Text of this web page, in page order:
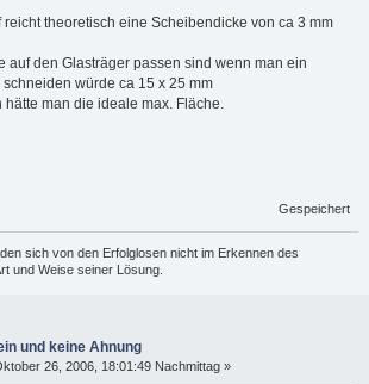
theoretisch eine Scheibendicke von ca 3 mm
auf den Glasträger passen sind wenn man ein
würde ca 15 x 25 mm
hätte man die ideale max. Fläche.
Gespeichert
sich von den Erfolglosen nicht im Erkennen des
und Weise seiner Lösung.
und keine Ahnung
26, 2006, 18:01:49 Nachmittag »